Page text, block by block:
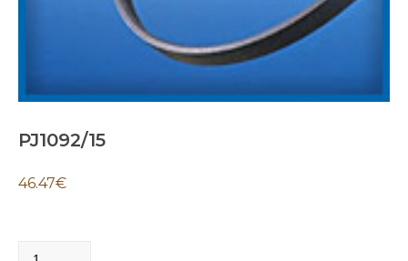
PJ1092/15
46.47€
PJ1092/15